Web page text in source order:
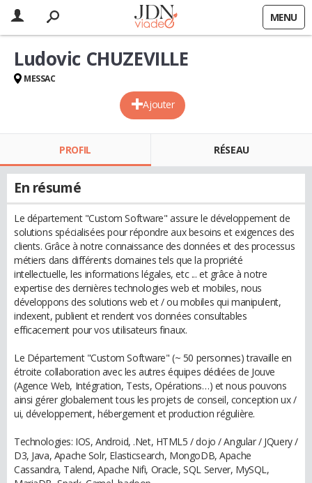
MENU
Ajouter
Ludovic CHUZEVILLE
MESSAC
PROFIL RÉSEAU
En résumé
Le département "Custom Software" assure le développement de
solutions spécialisées pour répondre aux besoins et exigences des
clients. Grâce à notre connaissance des données et des processus
métiers dans différents domaines tels que la propriété
intellectuelle, les informations légales, etc ... et grâce à notre
expertise des dernières technologies web et mobiles, nous
développons des solutions web et / ou mobiles qui manipulent,
indexent, publient et rendent vos données consultables
efficacement pour vos utilisateurs finaux.
Le Département "Custom Software" (~ 50 personnes) travaille en
étroite collaboration avec les autres équipes dédiées de Jouve
(Agence Web, Intégration, Tests, Opérations…) et nous pouvons
ainsi gérer globalement tous les projets de conseil, conception ux /
ui, développement, hébergement et production régulière.
Technologies: IOS, Android, .Net, HTML5 / dojo / Angular / JQuery /
D3, Java, Apache Solr, Elasticsearch, MongoDB, Apache
Cassandra, Talend, Apache Nifi, Oracle, SQL Server, MySQL,